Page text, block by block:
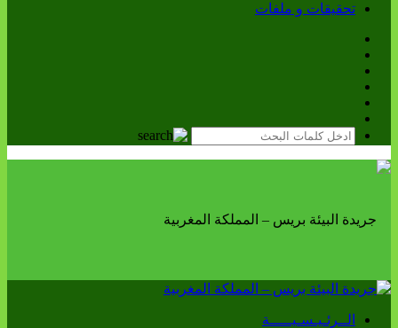
تحقيقات و ملفات
الــرئـيـسـيـــــة